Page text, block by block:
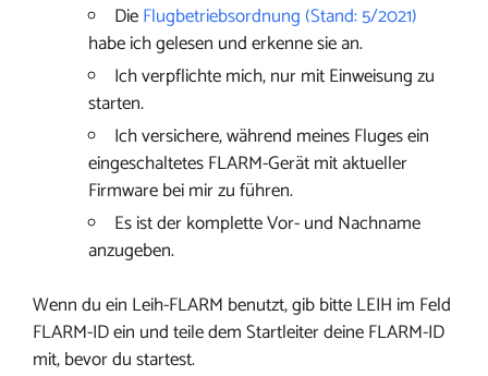
DieFlugbetriebsordnung (Stand: 5/2021)
habe ich gelesen und erkenne sie an.
Ich verpflichte mich, nur mit Einweisung zu
starten.
Ich versichere, während meines Fluges ein
eingeschaltetes FLARM-Gerät mit aktueller
Firmware bei mir zu führen.
Es ist der komplette Vor- und Nachname
anzugeben.
Wenn du ein Leih-FLARM benutzt, gib bitte LEIH im Feld
FLARM-ID ein und teile dem Startleiter deine FLARM-ID
mit, bevor du startest.